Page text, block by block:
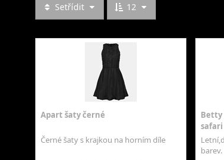
Setřídit 12
Apart šaty černé
Černé šaty s krajkou na horním díle
Betty
safari
barev.